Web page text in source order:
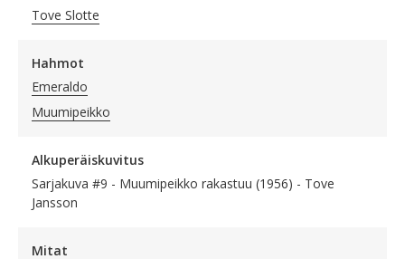
Tove Slotte
Hahmot
Emeraldo
Muumipeikko
Alkuperäiskuvitus
Sarjakuva #9 - Muumipeikko rakastuu (1956) - Tove
Jansson
Mitat